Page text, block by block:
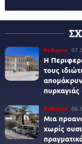
Ρέθυμνο
Η
τους
Ρέθυμνο
Μια
χωρίς